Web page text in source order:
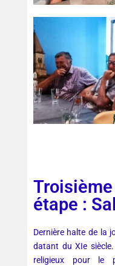
étape :
Dernière halte de la
datant du XIe
religieux pour le